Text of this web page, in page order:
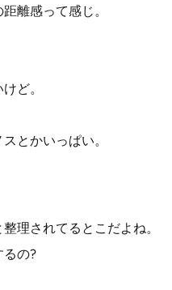
離感って感じ。
ど。
とかいっぱい。
理されてるとこだよね。
るの?